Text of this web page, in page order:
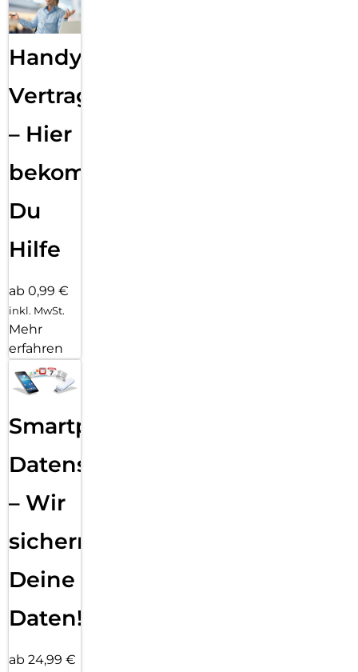
Handy
Vertragsabwicklung
– Hier
bekommst
Du
Hilfe
ab 0,99 €
inkl. MwSt.
Mehr
erfahren
Smartphone
Datensicherung
– Wir
sichern
Deine
Daten!
ab 24,99 €